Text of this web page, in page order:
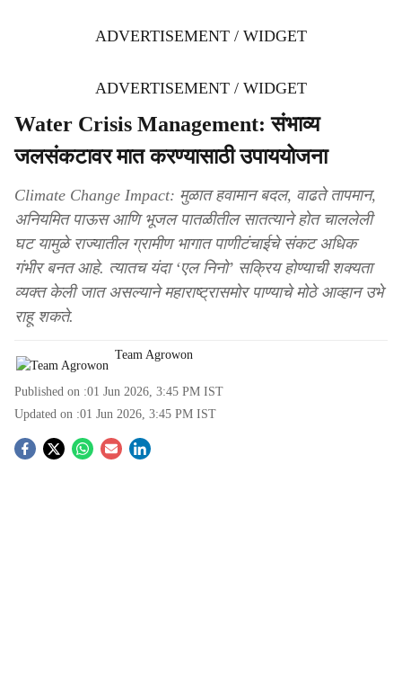
ADVERTISEMENT / WIDGET
ADVERTISEMENT / WIDGET
Water Crisis Management: संभाव्य
जलसंकटावर मात करण्यासाठी उपाययोजना
Climate Change Impact: मुळात हवामान बदल, वाढते तापमान,
अनियमित पाऊस आणि भूजल पातळीतील सातत्याने होत चाललेली
घट यामुळे राज्यातील ग्रामीण भागात पाणीटंचाईचे संकट अधिक
गंभीर बनत आहे. त्यातच यंदा ‘एल निनो’ सक्रिय होण्याची शक्यता
व्यक्त केली जात असल्याने महाराष्ट्रासमोर पाण्याचे मोठे आव्हान उभे
राहू शकते.
Team Agrowon
Published on :01 Jun 2026, 3:45 PM IST
Updated on :01 Jun 2026, 3:45 PM IST
S